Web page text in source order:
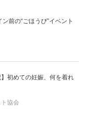
前の“ごほうび”イベント
】初めての妊娠、何を着れ
協会